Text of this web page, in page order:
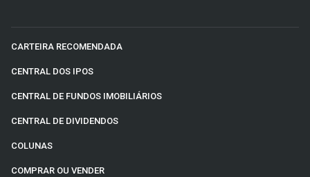
CARTEIRA RECOMENDADA
CENTRAL DOS IPOS
CENTRAL DE FUNDOS IMOBILIÁRIOS
CENTRAL DE DIVIDENDOS
COLUNAS
COMPRAR OU VENDER